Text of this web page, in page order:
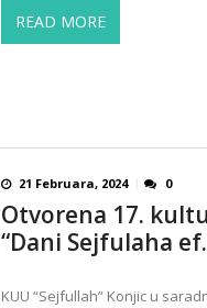
READ MORE
21 Februara, 2024 0
Otvorena 17.
“Dani Sejfulaha
KUU “Sejfullah” Konjic u